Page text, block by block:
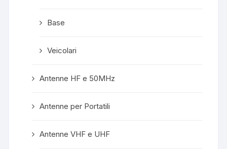
Base
Veicolari
Antenne HF e 50MHz
Antenne per Portatili
Antenne VHF e UHF